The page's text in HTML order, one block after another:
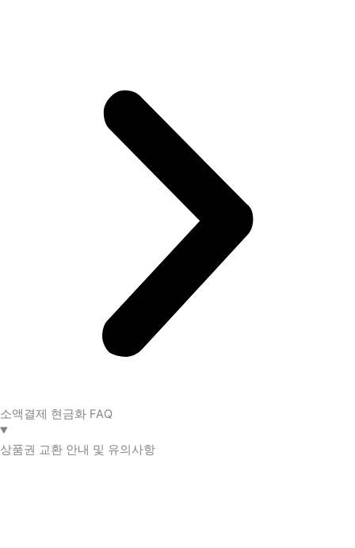
소액결제 현금화 FAQ​
상품권 교환 안내 및 유의사항